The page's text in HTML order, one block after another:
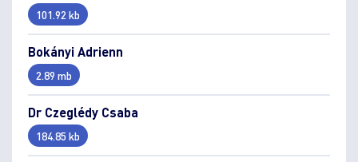
101.92 kb
Bokányi Adrienn
2.89 mb
Dr Czeglédy Csaba
184.85 kb